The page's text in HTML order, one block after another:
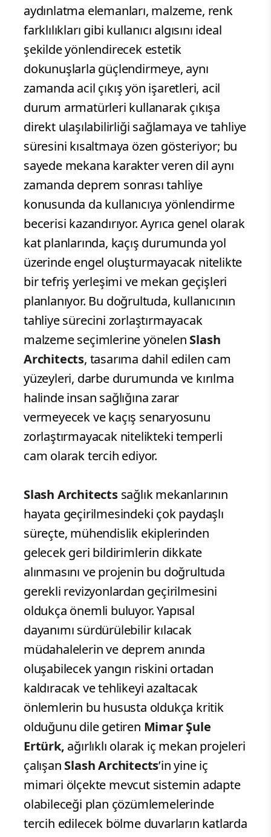
aydınlatma elemanları, malzeme, renk
farklılıkları gibi kullanıcı algısını ideal
şekilde yönlendirecek estetik
dokunuşlarla güçlendirmeye, aynı
zamanda acil çıkış yön işaretleri, acil
durum armatürleri kullanarak çıkışa
direkt ulaşılabilirliği sağlamaya ve tahliye
süresini kısaltmaya özen gösteriyor; bu
sayede mekana karakter veren dil aynı
zamanda deprem sonrası tahliye
konusunda da kullanıcıya yönlendirme
becerisi kazandırıyor. Ayrıca genel olarak
kat planlarında, kaçış durumunda yol
üzerinde engel oluşturmayacak nitelikte
bir tefriş yerleşimi ve mekan geçişleri
planlanıyor. Bu doğrultuda, kullanıcının
tahliye sürecini zorlaştırmayacak
malzeme seçimlerine yönelen Slash
Architects, tasarıma dahil edilen cam
yüzeyleri, darbe durumunda ve kırılma
halinde insan sağlığına zarar
vermeyecek ve kaçış senaryosunu
zorlaştırmayacak nitelikteki temperli
cam olarak tercih ediyor.
Slash Architectssağlık mekanlarının
hayata geçirilmesindeki çok paydaşlı
süreçte, mühendislik ekiplerinden
gelecek geri bildirimlerin dikkate
alınmasını ve projenin bu doğrultuda
gerekli revizyonlardan geçirilmesini
oldukça önemli buluyor. Yapısal
dayanımı sürdürülebilir kılacak
müdahalelerin ve deprem anında
oluşabilecek yangın riskini ortadan
kaldıracak ve tehlikeyi azaltacak
önlemlerin bu hususta oldukça kritik
olduğunu dile getiren Mimar Şule
Ertürk, ağırlıklı olarak iç mekan projeleri
çalışan Slash Architects’in yine iç
mimari ölçekte mevcut sistemin adapte
olabileceği plan çözümlemelerinde
tercih edilecek bölme duvarların katlarda